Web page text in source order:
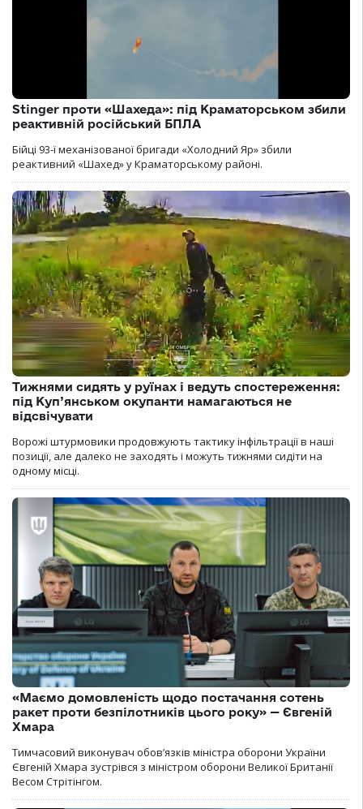
Stinger проти «Шахеда»: під Краматорськом збили
реактивній російський БПЛА
Бійці 93-ї механізованої бригади «Холодний Яр» збили
реактивний «Шахед» у Краматорському районі.
Тижнями сидять у руїнах і ведуть спостереження:
під Куп’янськом окупанти намагаються не
відсвічувати
Ворожі штурмовики продовжують тактику інфільтрації в наші
позиції, але далеко не заходять і можуть тижнями сидіти на
одному місці.
«Маємо домовленість щодо постачання сотень
ракет проти безпілотників цього року» — Євгеній
Хмара
Тимчасовий виконувач обов’язків міністра оборони України
Євгеній Хмара зустрівся з міністром оборони Великої Британії
Весом Стрітінгом.